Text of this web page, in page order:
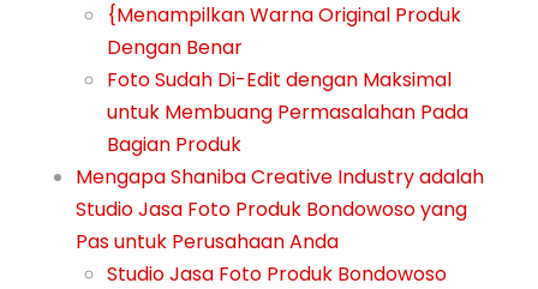
{Menampilkan Warna Original Produk
Dengan Benar
Foto Sudah Di-Edit dengan Maksimal
untuk Membuang Permasalahan Pada
Bagian Produk
Mengapa Shaniba Creative Industry adalah
Studio Jasa Foto Produk Bondowoso yang
Pas untuk Perusahaan Anda
Studio Jasa Foto Produk Bondowoso